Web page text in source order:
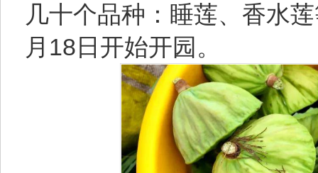
几十个品种：睡莲、香水
月18日开始开园。